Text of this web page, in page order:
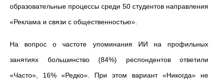
образовательные процессы среди 50 студентов направления
«Реклама и связи с общественностью».
На вопрос о частоте упоминания ИИ на профильных
занятиях большинство (84%) респондентов ответили
«Часто», 16% «Редко». При этом вариант «Никогда» не